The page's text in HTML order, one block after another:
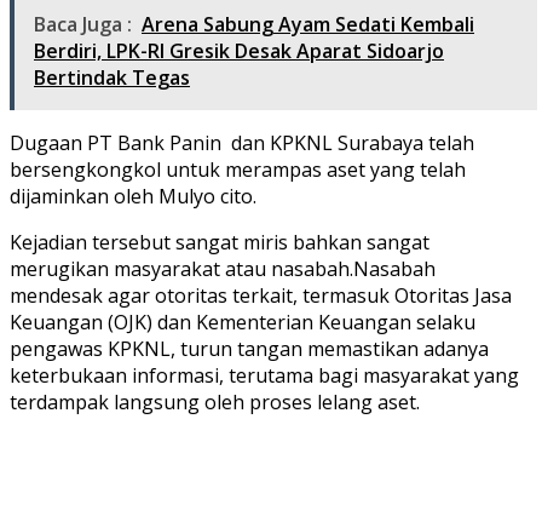
Baca Juga : Arena Sabung Ayam Sedati Kembali
Berdiri, LPK-RI Gresik Desak Aparat Sidoarjo
Bertindak Tegas
Dugaan PT Bank Panin dan KPKNL Surabaya telah
bersengkongkol untuk merampas aset yang telah
dijaminkan oleh Mulyo cito.
Kejadian tersebut sangat miris bahkan sangat
merugikan masyarakat atau nasabah.Nasabah
mendesak agar otoritas terkait, termasuk Otoritas Jasa
Keuangan (OJK) dan Kementerian Keuangan selaku
pengawas KPKNL, turun tangan memastikan adanya
keterbukaan informasi, terutama bagi masyarakat yang
terdampak langsung oleh proses lelang aset.